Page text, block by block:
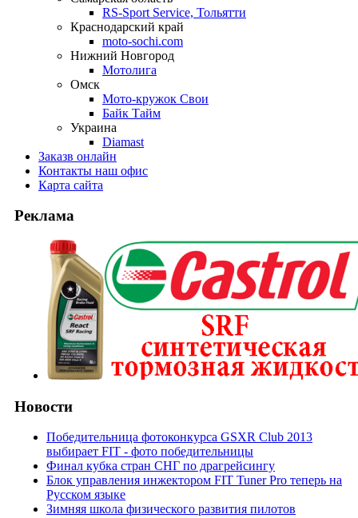
RS-Sport Service, Тольятти
Краснодарский край
moto-sochi.com
Нижний Новгород
Мотолига
Омск
Мото-кружок Свои
Байк Тайм
Украина
Diamast
Заказв онлайн
Контакты наш офис
Карта сайта
Реклама
Новости
Победительница фотоконкурса GSXR Club 2013
выбирает FIT - фото победительницы
Финал кубка стран СНГ по драгрейсингу
Блок управления инжектором FIT Tuner Pro теперь на
Русском языке
Зимняя школа физического развития пилотов